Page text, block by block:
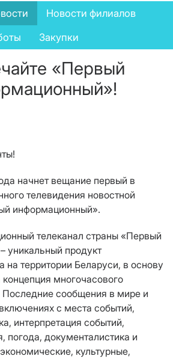
Новости филиалов
Закупки
«Первый
начнет вещание первый в
телевидения новостной
информационный».
телеканал страны «Первый
уникальный продукт
на территории Беларуси, в основу
многочасового
Последние сообщения в мире и
с места событий,
интерпретация событий,
погода, документалистика и
культурные,